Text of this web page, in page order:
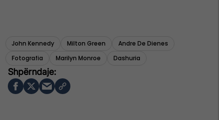
John Kennedy Milton Green
Andre De Dienes
Fotografia
Marilyn Monroe Dashuria